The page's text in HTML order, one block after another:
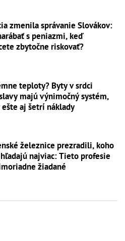
zmenila správanie Slovákov:
s peniazmi, keď
zbytočne riskovať?
teploty? Byty v srdci
majú výnimočný systém,
aj šetrí náklady
železnice prezradili, koho
najviac: Tieto profesie
žiadané